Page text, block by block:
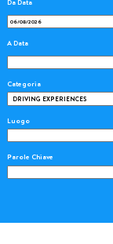
Da Data
A Data
Categoria
Luogo
Parole Chiave